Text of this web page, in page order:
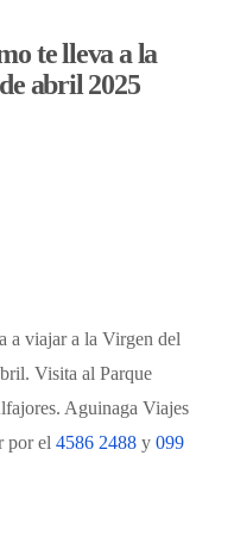
te lleva a la
abril 2025
a viajar a la Virgen del
Visita al Parque
Aguinaga Viajes
por el 4586 2488 y 099